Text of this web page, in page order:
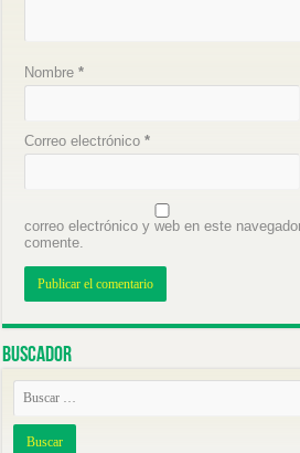
Nombre*
Correo electrónico*
correo electrónico y web en este
comente.
Buscador